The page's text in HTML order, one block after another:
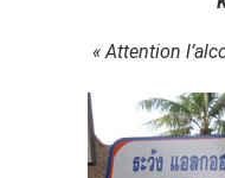
« Attention